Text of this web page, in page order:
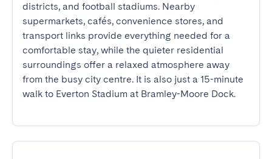
districts, and football stadiums. Nearby
supermarkets, cafés, convenience stores, and
transport links provide everything needed for a
comfortable stay, while the quieter residential
surroundings offer a relaxed atmosphere away
from the busy city centre. It is also just a 15-minute
walk to Everton Stadium at Bramley-Moore Dock.